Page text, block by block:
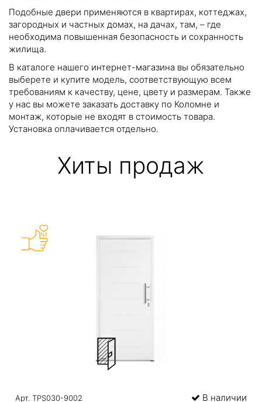
Подобные двери применяются в квартирах, коттеджах,
загородных и частных домах, на дачах, там, – где
необходима повышенная безопасность и сохранность
жилища.
В каталоге нашего интернет-магазина вы обязательно
выберете и купите модель, соответствующую всем
требованиям к качеству, цене, цвету и размерам. Также
у нас вы можете заказать доставку по Коломне и
монтаж, которые не входят в стоимость товара.
Установка оплачивается отдельно.
Хиты продаж
Арт. TPS030-9002
В наличии